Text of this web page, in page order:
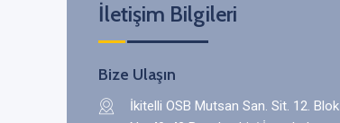
İletişim Bilgileri
Bize Ulaşın
İkitelli OSB Mutsan San. Sit. 12. Blok